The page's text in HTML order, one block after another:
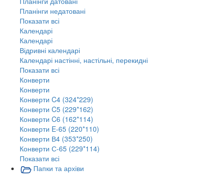
Планінги недатовані
Показати всі
Календарі
Календарі
Відривні календарі
Календарі настінні, настільні, перекидні
Показати всі
Конверти
Конверти
Конверти C4 (324*229)
Конверти C5 (229*162)
Конверти C6 (162*114)
Конверти E-65 (220*110)
Конверти В4 (353*250)
Конверти С-65 (229*114)
Показати всі
Папки та архіви